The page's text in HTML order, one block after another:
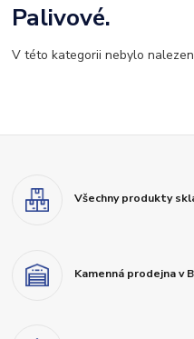
Palivové.
V této kategorii nebylo
Všechny produkty
Kamenná prodejna v